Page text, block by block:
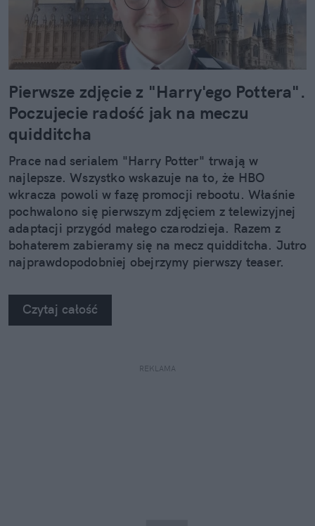
Pierwsze zdjęcie z "Harry'ego Pottera".
Poczujecie radość jak na meczu
quidditcha
Prace nad serialem "Harry Potter" trwają w
najlepsze. Wszystko wskazuje na to, że HBO
wkracza powoli w fazę promocji rebootu. Właśnie
pochwalono się pierwszym zdjęciem z telewizyjnej
adaptacji przygód małego czarodzieja. Razem z
bohaterem zabieramy się na mecz quidditcha. Jutro
najprawdopodobniej obejrzymy pierwszy teaser.
Czytaj całość
REKLAMA